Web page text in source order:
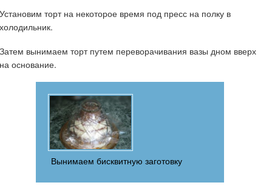
Установим торт на некоторое время под пресс на полку в
холодильник.
Затем вынимаем торт путем переворачивания вазы дном вверх
на основание.
Вынимаем бисквитную заготовку